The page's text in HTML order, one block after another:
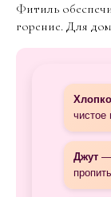
Фитиль
горение. Для
чистое
Джут —